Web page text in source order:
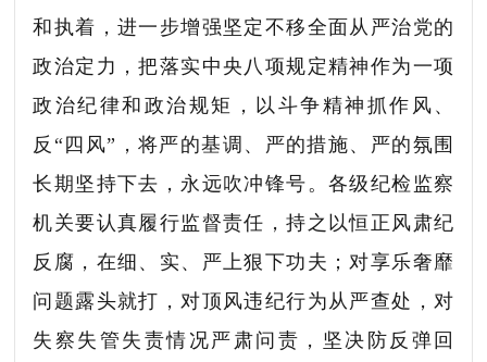
和执着，进一步增强坚定不移全面从严治党的
政治定力，把落实中央八项规定精神作为一项
政治纪律和政治规矩，以斗争精神抓作风、
反“四风”，将严的基调、严的措施、严的氛围
长期坚持下去，永远吹冲锋号。各级纪检监察
机关要认真履行监督责任，持之以恒正风肃纪
反腐，在细、实、严上狠下功夫；对享乐奢靡
问题露头就打，对顶风违纪行为从严查处，对
失察失管失责情况严肃问责，坚决防反弹回